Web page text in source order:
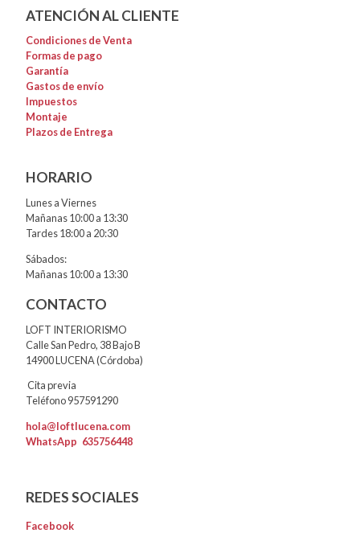
ATENCIÓN AL CLIENTE
Condiciones de Venta
Formas de pago
Garantía
Gastos de envío
Impuestos
Montaje
Plazos de Entrega
HORARIO
Lunes a Viernes
Mañanas 10:00 a 13:30
Tardes 18:00 a 20:30
Sábados:
Mañanas 10:00 a 13:30
CONTACTO
LOFT INTERIORISMO
Calle San Pedro, 38 Bajo B
14900 LUCENA (Córdoba)
Cita previa
Teléfono 957591290
hola@loftlucena.com
WhatsApp 635756448
REDES SOCIALES
Facebook